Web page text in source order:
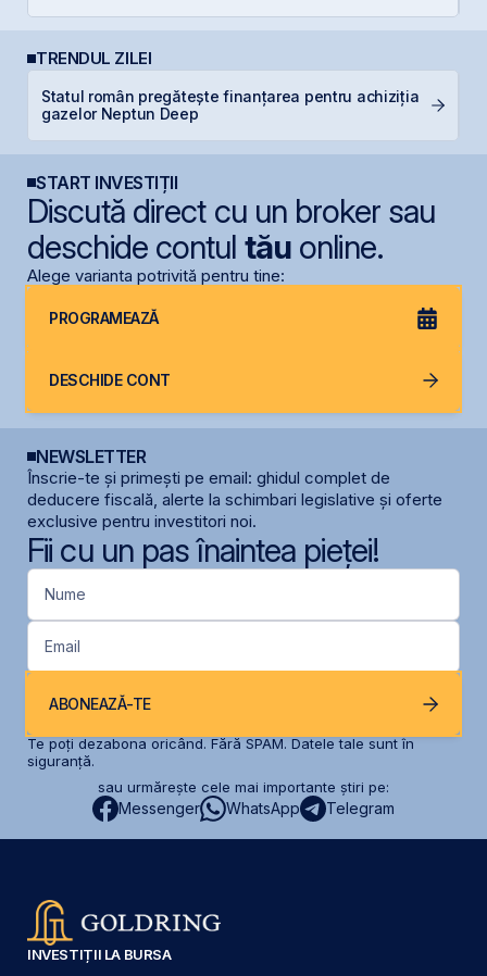
TRENDUL ZILEI
Statul român pregătește finanțarea pentru achiziția
gazelor Neptun Deep
START INVESTIȚII
Discută direct cu un broker sau
deschide contul tăuonline.
Alege varianta potrivită pentru tine:
PROGRAMEAZĂ
DESCHIDE CONT
NEWSLETTER
Înscrie-te și primești pe email: ghidul complet de
deducere fiscală, alerte la schimbari legislative și oferte
exclusive pentru investitori noi.
Fii cu un pas înaintea pieței!
Nume
Email
ABONEAZĂ-TE
Te poți dezabona oricând. Fără SPAM. Datele tale sunt în
siguranță.
sau urmărește cele mai importante știri pe:
Messenger WhatsApp Telegram
INVESTIȚII LA BURSA